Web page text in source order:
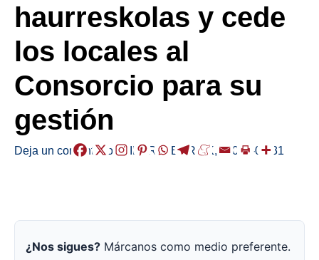
haurreskolas y cede
los locales al
Consorcio para su
gestión
Deja un comentario /EIBAR ,HERRIAK,/2026-01-31
¿Nos sigues? Márcanos como medio preferente.